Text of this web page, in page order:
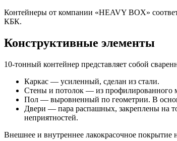
Контейнеры от компании «HEAVY BOX»
КБК.
Конструктивные элементы
10-тонный контейнер представляет собой
Каркас — усиленный, сделан из стали.
Стены и потолок — из профилированного
Пол — выровненный по геометрии. В
Двери — пара распашных, закреплены на
неприятностей.
Внешнее и внутреннее лакокрасочное покрытие